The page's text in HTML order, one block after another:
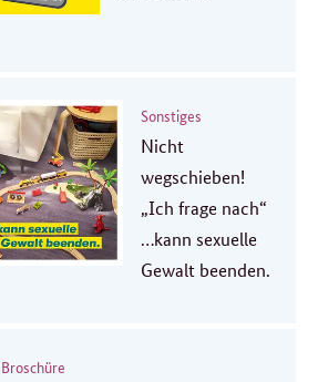
Sonstiges
Nicht
wegschieben!
„Ich frage nach“
…kann sexuelle
Gewalt beenden.
Broschüre